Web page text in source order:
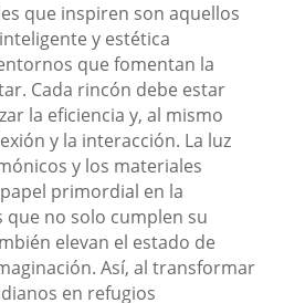
que inspiren son aquellos
y estética
que fomentan la
Cada rincón debe estar
la eficiencia y, al mismo
y la interacción. La luz
y los materiales
primordial en la
no solo cumplen su
elevan el estado de
Así, al transformar
en refugios